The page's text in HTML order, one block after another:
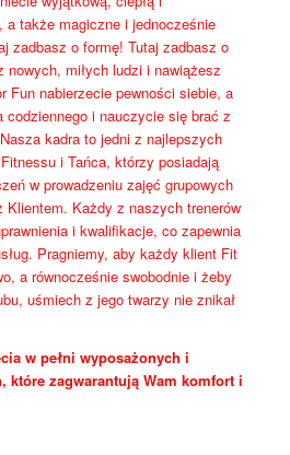
a także magiczne i jednocześnie
zadbasz o formę! Tutaj zadbasz o
nowych, miłych ludzi i nawiążesz
Fun nabierzecie pewności siebie, a
codziennego i nauczycie się brać z
kadra to jedni z najlepszych
i Tańca, którzy posiadają
w prowadzeniu zajęć grupowych
Klientem. Każdy z naszych trenerów
i kwalifikacje, co zapewnia
Pragniemy, aby każdy klient Fit
a równocześnie swobodnie i żeby
uśmiech z jego twarzy nie znikał
w pełni wyposażonych i
które zagwarantują Wam komfort i